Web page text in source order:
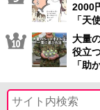
2000
「天
大量
役立
「助